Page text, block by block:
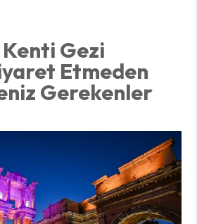
Gezi
Etmeden
Gerekenler